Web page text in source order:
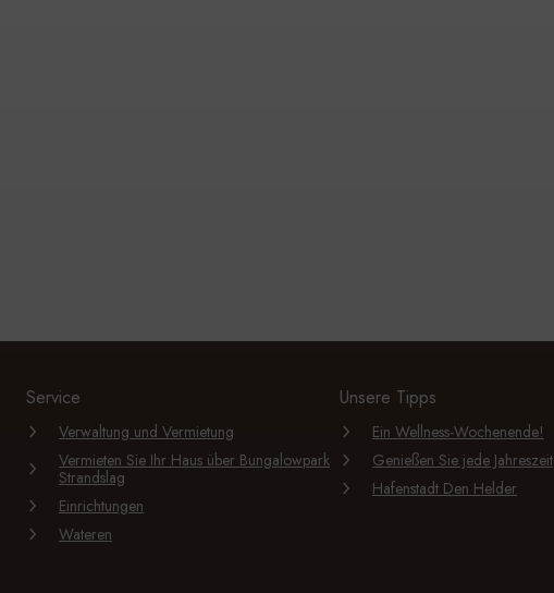
Service
Verwaltung und Vermietung
Vermieten Sie Ihr Haus über Bungalowpark
Strandslag
Einrichtungen
Wateren
Unsere Tipps
Ein Wellness-Wochenende!
Genießen Sie jede Jahreszeit
Hafenstadt Den Helder